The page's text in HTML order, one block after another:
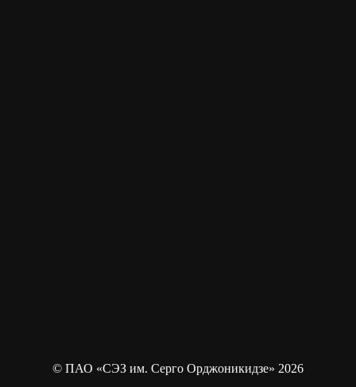
© ПАО «СЭЗ им. Серго Орджоникидзе» 2026